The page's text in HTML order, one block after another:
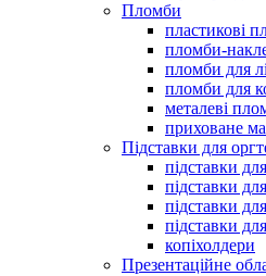
Пломби
пластикові
пломби-
пломби для
пломби для
металеві
приховане
Підставки для
підставки
підставки
підставки
підставки
копіхолдери
Презентаційне